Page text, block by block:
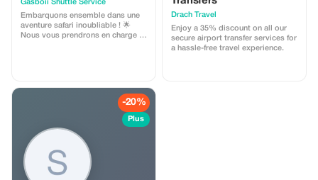
Gasboii Shuttle Service
Embarquons ensemble dans une
aventure safari inoubliable ! 🌟
Nous vous prendrons en charge à
chasse de Pilanesberg - Les parcs
nationaux - Le parc des lions -
éléphants - Le sanctuaire des
singes Et bien d’autres
destinations incroyables encore !
Réservez dès maintenant et
préparez-vous pour une
expérience safari épique ! 🦁" Prix
Drach Travel
Enjoy a 35% discount on all our
secure airport transfer services for
a hassle-free travel experience.
-20%
Plus